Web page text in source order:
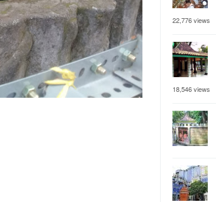
22,776 views
18,546 views